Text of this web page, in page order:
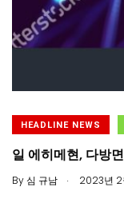
HEADLINE NEWS
일 에히메현, 다방
By심 규남 . 2023년 2